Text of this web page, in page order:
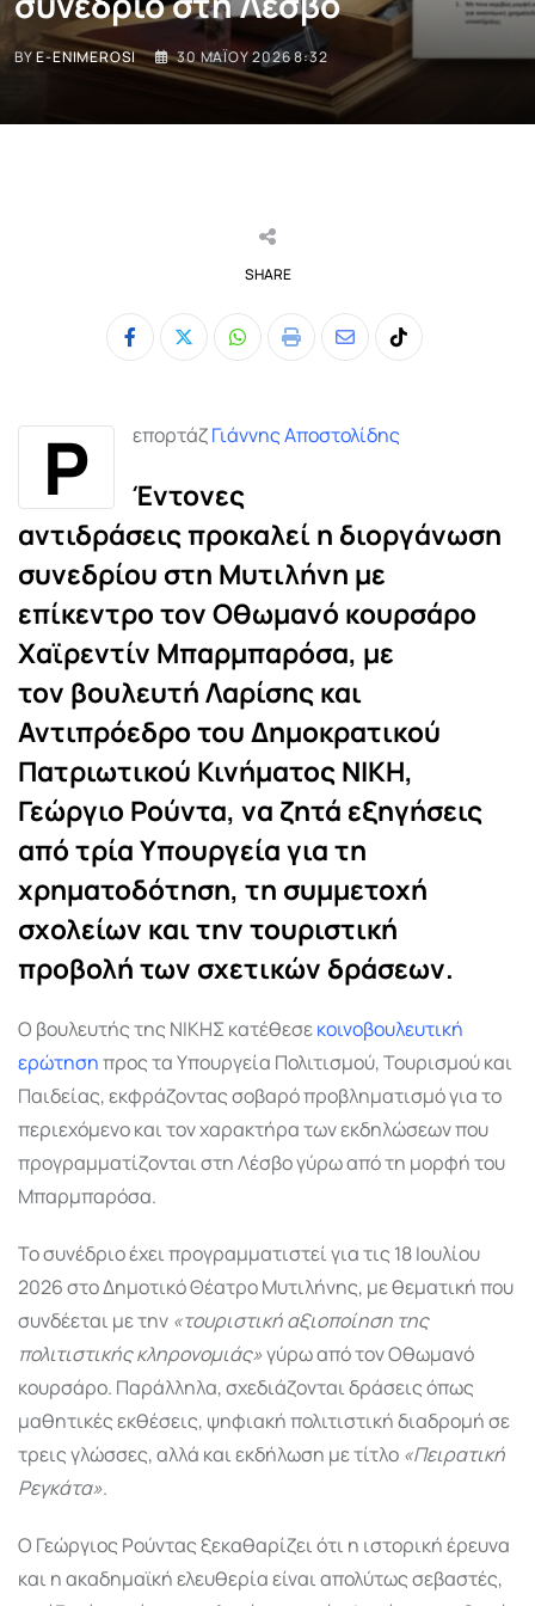
BYE-ENIMEROSI 30 ΜΑΪ́ΟΥ 2026 8:32
SHARE
Whatsapp
Print
ShareTiktok
Ρ επορτάζΓιάννης Αποστολίδης
Έντονες
αντιδράσειςπροκαλεί η διοργάνωση
συνεδρίου στη Μυτιλήνη με
επίκεντρο τον Οθωμανό κουρσάρο
Χαϊρεντίν Μπαρμπαρόσα, με
τον βουλευτή Λαρίσης και
Αντιπρόεδρο του Δημοκρατικού
Πατριωτικού Κινήματος ΝΙΚΗ,
Γεώργιο Ρούντα, να ζητά εξηγήσεις
από τρία Υπουργεία για τη
χρηματοδότηση, τη συμμετοχή
σχολείων και την τουριστική
προβολή των σχετικών δράσεων.
Ο βουλευτής της ΝΙΚΗΣ κατέθεσεκοινοβουλευτική
ερώτησηπρος τα Υπουργεία Πολιτισμού, Τουρισμού και
Παιδείας, εκφράζοντας σοβαρό προβληματισμό για το
περιεχόμενο και τον χαρακτήρα των εκδηλώσεων που
προγραμματίζονται στη Λέσβο γύρω από τη μορφή του
Μπαρμπαρόσα.
Το συνέδριο έχει προγραμματιστεί για τις 18 Ιουλίου
2026 στο Δημοτικό Θέατρο Μυτιλήνης, με θεματική που
συνδέεται με την «τουριστική αξιοποίηση της
πολιτιστικής κληρονομιάς»γύρω από τον Οθωμανό
κουρσάρο. Παράλληλα, σχεδιάζονται δράσεις όπως
μαθητικές εκθέσεις, ψηφιακή πολιτιστική διαδρομή σε
τρεις γλώσσες, αλλά και εκδήλωση με τίτλο «Πειρατική
Ρεγκάτα».
Ο Γεώργιος Ρούντας ξεκαθαρίζει ότι η ιστορική έρευνα
και η ακαδημαϊκή ελευθερία είναι απολύτως σεβαστές,